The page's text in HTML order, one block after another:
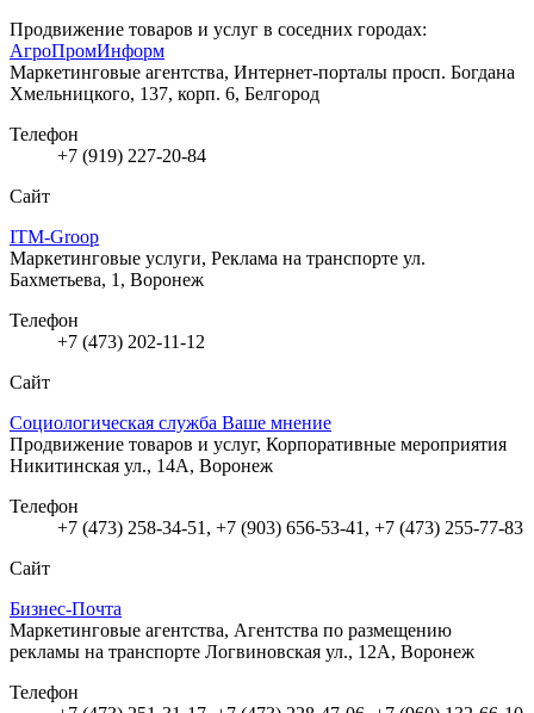
Продвижение товаров и услуг в соседних городах:
АгроПромИнформ
Маркетинговые агентства, Интернет-порталы просп. Богдана
Хмельницкого, 137, корп. 6, Белгород
Телефон
+7 (919) 227-20-84
Сайт
ITM-Groop
Маркетинговые услуги, Реклама на транспорте ул.
Бахметьева, 1, Воронеж
Телефон
+7 (473) 202-11-12
Сайт
Социологическая служба Ваше мнение
Продвижение товаров и услуг, Корпоративные мероприятия
Никитинская ул., 14А, Воронеж
Телефон
+7 (473) 258-34-51, +7 (903) 656-53-41, +7 (473) 255-77-83
Сайт
Бизнес-Почта
Маркетинговые агентства, Агентства по размещению
рекламы на транспорте Логвиновская ул., 12А, Воронеж
Телефон